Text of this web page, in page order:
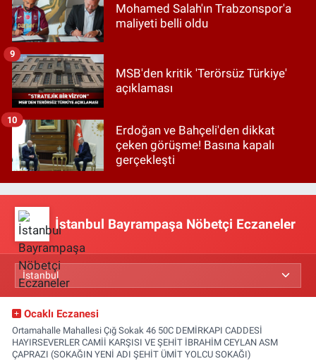
Mohamed Salah'ın Trabzonspor'a
maliyeti belli oldu
MSB'den kritik 'Terörsüz Türkiye'
açıklaması
9
Erdoğan ve Bahçeli'den dikkat
çeken görüşme! Basına kapalı
gerçekleşti
10
İstanbul Bayrampaşa Nöbetçi Eczaneler
Ocaklı Eczanesi
Ortamahalle Mahallesi Çığ Sokak 46 50C DEMİRKAPI CADDESİ
HAYIRSEVERLER CAMİİ KARŞISI VE ŞEHİT İBRAHİM CEYLAN ASM
ÇAPRAZI (SOKAĞIN YENİ ADI ŞEHİT ÜMİT YOLCU SOKAĞI)